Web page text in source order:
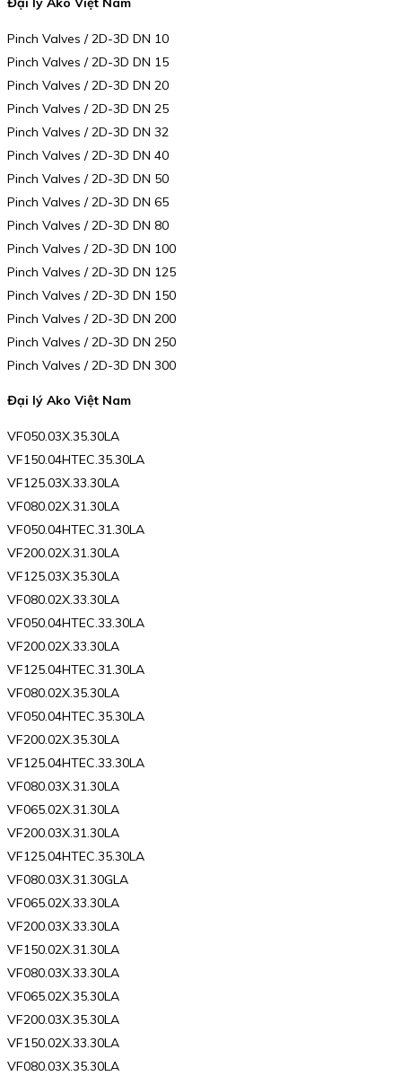
Pinch Valves / 2D-3D DN 10
Pinch Valves / 2D-3D DN 15
Pinch Valves / 2D-3D DN 20
Pinch Valves / 2D-3D DN 25
Pinch Valves / 2D-3D DN 32
Pinch Valves / 2D-3D DN 40
Pinch Valves / 2D-3D DN 50
Pinch Valves / 2D-3D DN 65
Pinch Valves / 2D-3D DN 80
Pinch Valves / 2D-3D DN 100
Pinch Valves / 2D-3D DN 125
Pinch Valves / 2D-3D DN 150
Pinch Valves / 2D-3D DN 200
Pinch Valves / 2D-3D DN 250
Pinch Valves / 2D-3D DN 300
Đại lý Ako Việt Nam
VF050.03X.35.30LA
VF150.04HTEC.35.30LA
VF125.03X.33.30LA
VF080.02X.31.30LA
VF050.04HTEC.31.30LA
VF200.02X.31.30LA
VF125.03X.35.30LA
VF080.02X.33.30LA
VF050.04HTEC.33.30LA
VF200.02X.33.30LA
VF125.04HTEC.31.30LA
VF080.02X.35.30LA
VF050.04HTEC.35.30LA
VF200.02X.35.30LA
VF125.04HTEC.33.30LA
VF080.03X.31.30LA
VF065.02X.31.30LA
VF200.03X.31.30LA
VF125.04HTEC.35.30LA
VF080.03X.31.30GLA
VF065.02X.33.30LA
VF200.03X.33.30LA
VF150.02X.31.30LA
VF080.03X.33.30LA
VF065.02X.35.30LA
VF200.03X.35.30LA
VF150.02X.33.30LA
VF080.03X.35.30LA